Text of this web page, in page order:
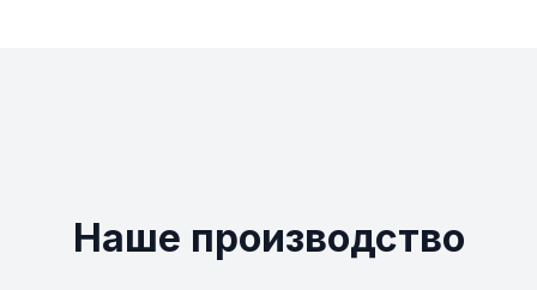
Наше производство